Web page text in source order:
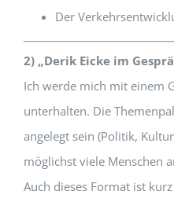
Der
2) „Derik Eicke im
Ich werde mich mit einem
unterhalten. Die
angelegt sein (Politik,
möglichst viele Menschen
Auch dieses Format ist